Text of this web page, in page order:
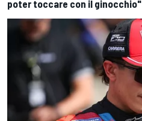
poter toccare con il ginocchio"